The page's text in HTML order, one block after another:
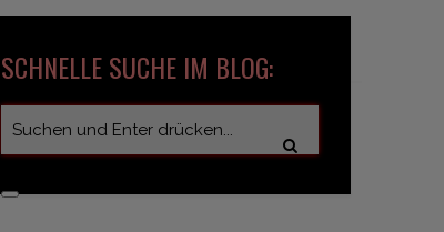
SCHNELLE SUCHE IM BLOG: